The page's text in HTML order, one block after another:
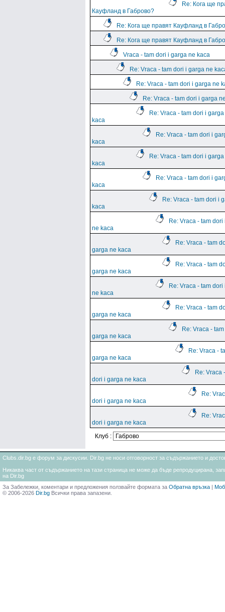
Re: Кога ще
Кауфланд в Габрово?
Re: Кога ще правят Кауфланд в
Re: Кога ще правят Кауфланд в
Vraca - tam dori i garga ne kaca
Re: Vraca - tam dori i garga ne
Re: Vraca - tam dori i garga ne
Re: Vraca - tam dori i garga
Re: Vraca - tam dori i
kaca
Re: Vraca - tam dori i
kaca
Re: Vraca - tam dori i
kaca
Re: Vraca - tam dori i
kaca
Re: Vraca - tam dori i
kaca
Re: Vraca - tam dori
ne kaca
Re: Vraca - tam
garga ne kaca
Re: Vraca - tam
garga ne kaca
Re: Vraca - tam dori
ne kaca
Re: Vraca - tam
garga ne kaca
Re: Vraca -
garga ne kaca
Re: Vraca -
garga ne kaca
Re: Vraca
dori i garga ne kaca
Re:
dori i garga ne kaca
Re:
dori i garga ne kaca
Клуб :
Clubs.dir.bg е форум за дискусии. Dir.bg не носи отговорност за съдържанието и
Никаква част от съдържанието на тази страница не може да бъде репродуцирана,
на Dir.bg
За Забележки, коментари и предложения ползвайте формата за Обратна връзка |
© 2006-2026 Dir.bg Всички права запазени.